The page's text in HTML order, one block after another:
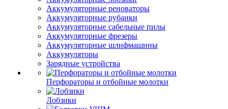
Аккумуляторные реноваторы
Аккумуляторные рубанки
Аккумуляторные сабельные пилы
Аккумуляторные фрезеры
Аккумуляторные шлифмашины
Аккумуляторы
Зарядные устройства
Перфораторы и отбойные молотки
Лобзики